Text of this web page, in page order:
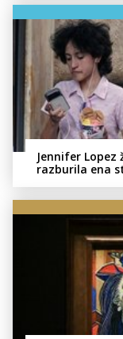
Jennifer
razburila ena